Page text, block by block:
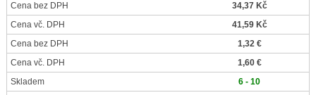
Cena bez DPH
34,37 Kč
Cena vč. DPH
41,59 Kč
Cena bez DPH
1,32 €
Cena vč. DPH
1,60 €
Skladem
6 - 10